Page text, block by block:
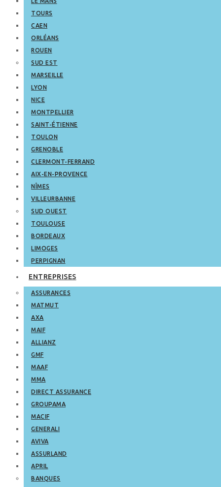
TOURS
CAEN
ORLÉANS
ROUEN
SUD EST
MARSEILLE
LYON
NICE
MONTPELLIER
SAINT-ÉTIENNE
TOULON
GRENOBLE
CLERMONT-FERRAND
AIX-EN-PROVENCE
NÎMES
VILLEURBANNE
SUD OUEST
TOULOUSE
BORDEAUX
LIMOGES
PERPIGNAN
ENTREPRISES
ASSURANCES
MATMUT
AXA
MAIF
ALLIANZ
GMF
MAAF
MMA
DIRECT ASSURANCE
GROUPAMA
MACIF
GENERALI
AVIVA
ASSURLAND
APRIL
BANQUES